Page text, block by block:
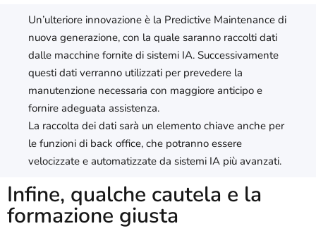
Un’ulteriore innovazione è la Predictive Maintenance di
nuova generazione, con la quale saranno raccolti dati
dalle macchine fornite di sistemi IA. Successivamente
questi dati verranno utilizzati per prevedere la
manutenzione necessaria con maggiore anticipo e
fornire adeguata assistenza.
La raccolta dei dati sarà un elemento chiave anche per
le funzioni di back office, che potranno essere
velocizzate e automatizzate da sistemi IA più avanzati.
Infine, qualche cautela e la
formazione giusta